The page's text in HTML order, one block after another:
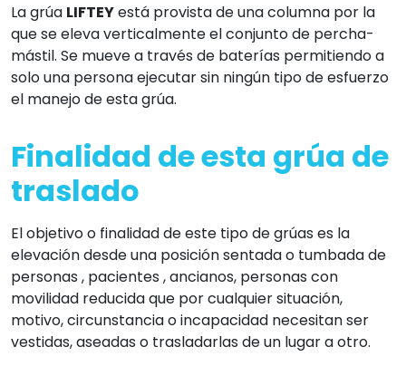
La grúa LIFTEYestá provista de una columna por la
que se eleva verticalmente el conjunto de percha-
mástil. Se mueve a través de baterías permitiendo a
solo una persona ejecutar sin ningún tipo de esfuerzo
el manejo de esta grúa.
Finalidad de esta grúa de
traslado
El objetivo o finalidad de este tipo de grúas es la
elevación desde una posición sentada o tumbada de
personas , pacientes , ancianos, personas con
movilidad reducida que por cualquier situación,
motivo, circunstancia o incapacidad necesitan ser
vestidas, aseadas o trasladarlas de un lugar a otro.